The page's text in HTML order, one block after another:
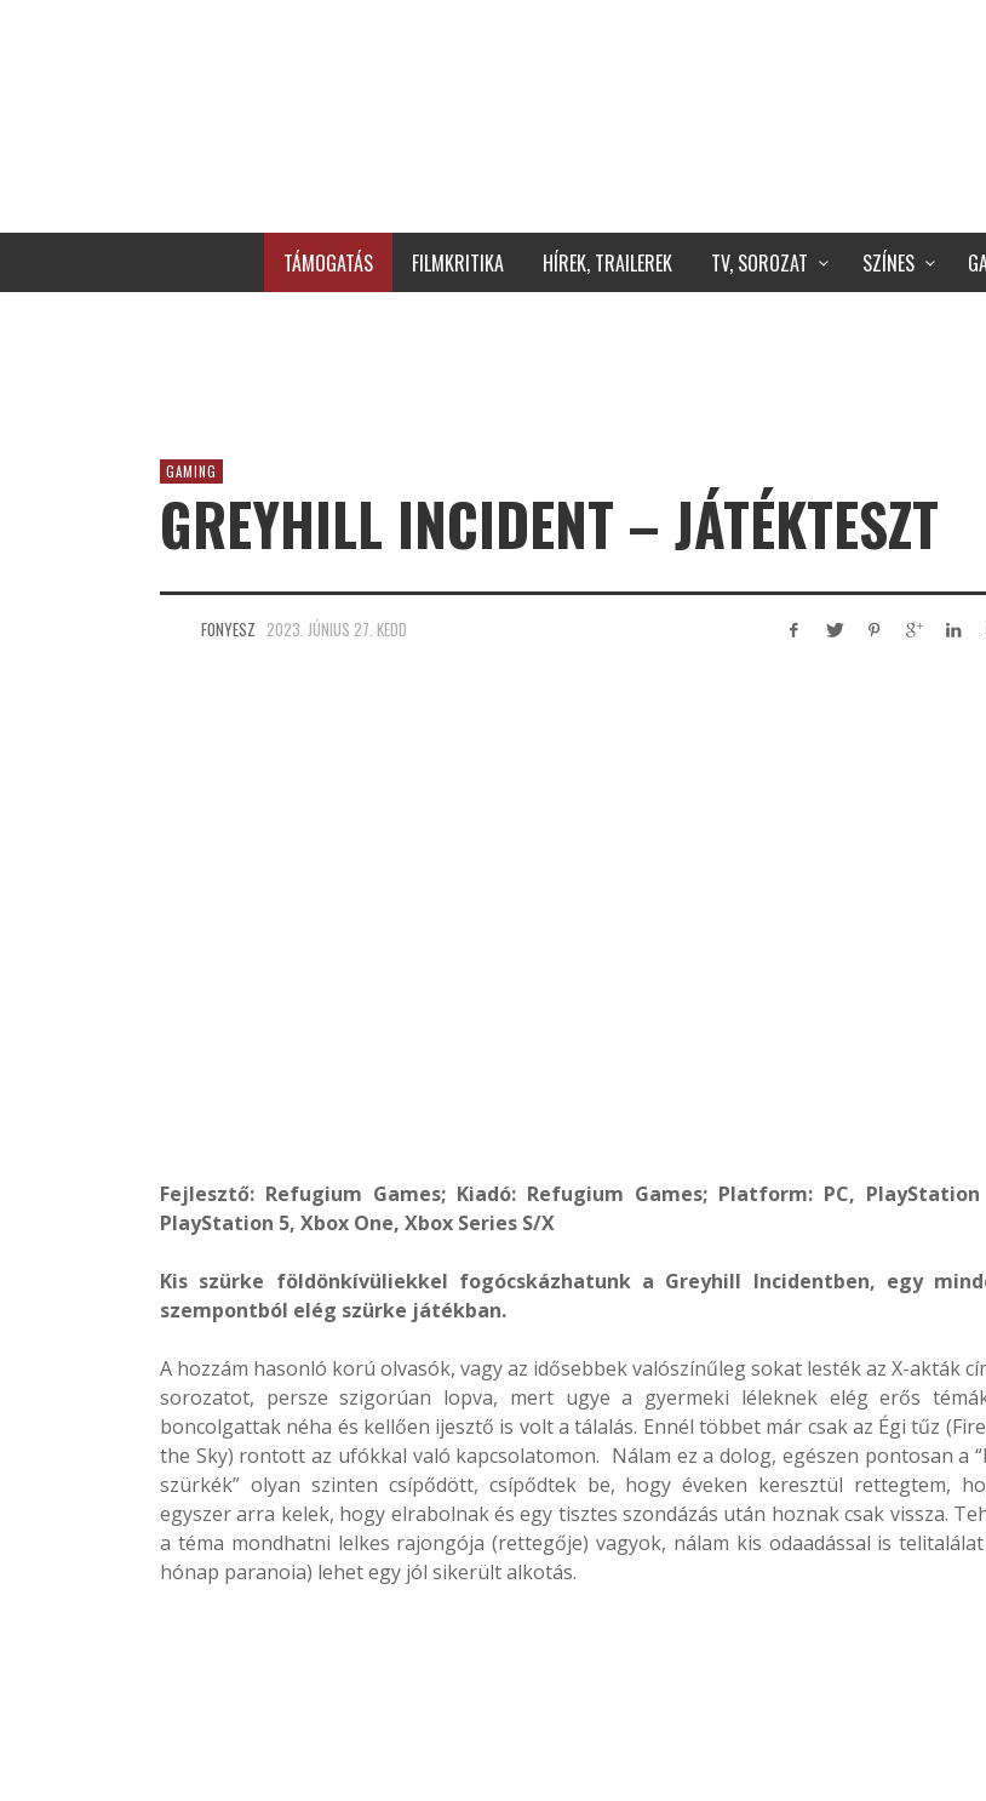
TÁMOGATÁS FILMKRITIKA HÍREK, TRAILEREK TV, SOROZAT SZÍNES
GAMING
GREYHILL INCIDENT – JÁTÉKTESZT
FONYESZ 2023. JÚNIUS 27. KEDD
Fejlesztő: Refugium Games; Kiadó: Refugium Games; Platform: PC, PlayStation
PlayStation 5, Xbox One, Xbox Series S/X
Kis szürke földönkívüliekkel fogócskázhatunk a Greyhill Incidentben, egy
szempontból elég szürke játékban.
A hozzám hasonló korú olvasók, vagy az idősebbek valószínűleg sokat lesték az X-akták
sorozatot, persze szigorúan lopva, mert ugye a gyermeki léleknek elég erős
boncolgattak néha és kellően ijesztő is volt a tálalás. Ennél többet már csak az Égi tűz
the Sky) rontott az ufókkal való kapcsolatomon. Nálam ez a dolog, egészen pontosan a
szürkék” olyan szinten csípődött, csípődtek be, hogy éveken keresztül rettegtem,
egyszer arra kelek, hogy elrabolnak és egy tisztes szondázás után hoznak csak vissza.
a téma mondhatni lelkes rajongója (rettegője) vagyok, nálam kis odaadással is telitalálat
hónap paranoia) lehet egy jól sikerült alkotás.